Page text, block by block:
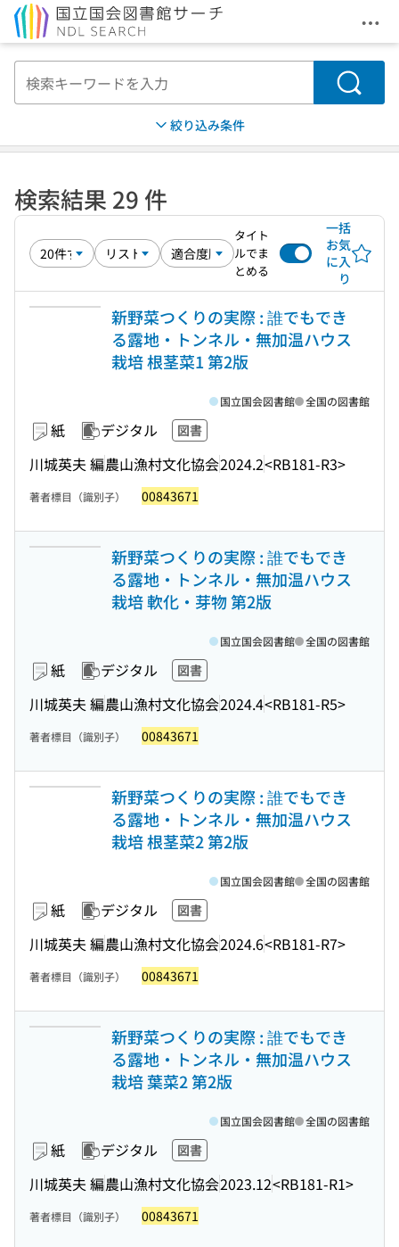
メ
検索
絞り込み条件
検索結果 29 件
タイト
ルでま
とめる
一括
お気
に入
り
新野菜つくりの実際 : 誰でもでき
る露地・トンネル・無加温ハウス
栽培 根茎菜1 第2版
紙 デジタル 図書
川城英夫 編農山漁村文化協会2024.2<RB181-R3>
国立国会図書館 全国の図書館
著者標目（識別子） 00843671
新野菜つくりの実際 : 誰でもでき
る露地・トンネル・無加温ハウス
栽培 軟化・芽物 第2版
紙 デジタル 図書
川城英夫 編農山漁村文化協会2024.4<RB181-R5>
国立国会図書館 全国の図書館
著者標目（識別子） 00843671
新野菜つくりの実際 : 誰でもでき
る露地・トンネル・無加温ハウス
栽培 根茎菜2 第2版
紙 デジタル 図書
川城英夫 編農山漁村文化協会2024.6<RB181-R7>
国立国会図書館 全国の図書館
著者標目（識別子） 00843671
新野菜つくりの実際 : 誰でもでき
る露地・トンネル・無加温ハウス
栽培 葉菜2 第2版
紙 デジタル 図書
川城英夫 編農山漁村文化協会2023.12<RB181-R1>
国立国会図書館 全国の図書館
著者標目（識別子） 00843671